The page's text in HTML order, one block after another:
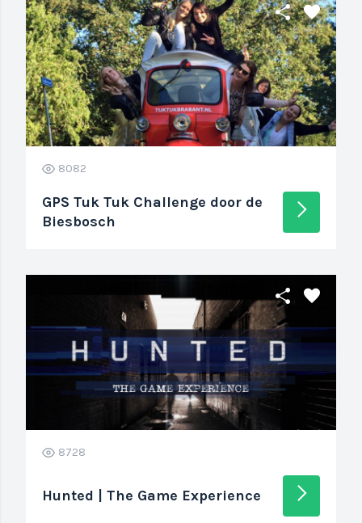
8082
GPS Tuk Tuk Challenge door de
Biesbosch
arrow_forward_ios
share favorite
8728
Hunted | The Game Experience arrow_forward_ios
share favorite